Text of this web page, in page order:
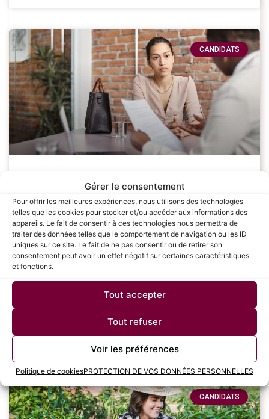
Gérer le consentement
Pour offrir les meilleures expériences, nous utilisons des technologies
telles que les cookies pour stocker et/ou accéder aux informations des
appareils. Le fait de consentir à ces technologies nous permettra de
traiter des données telles que le comportement de navigation ou les ID
uniques sur ce site. Le fait de ne pas consentir ou de retirer son
consentement peut avoir un effet négatif sur certaines caractéristiques
et fonctions.
Tout accepter
Tout refuser
Voir les préférences
Politique de cookiesPROTECTION DE VOS DONNÉES PERSONNELLES
CANDIDATS
Les étapes clés pour réussir sa
négociation salariale : Guide complet
pour les candidats
La négociation salariale est une étape cruciale dans le
processus de recrutement, souvent redoutée par de
nombreux candidats. Savoir défendre sa valeur et
obtenir une rémunération juste peut avoir un
CANDIDATS